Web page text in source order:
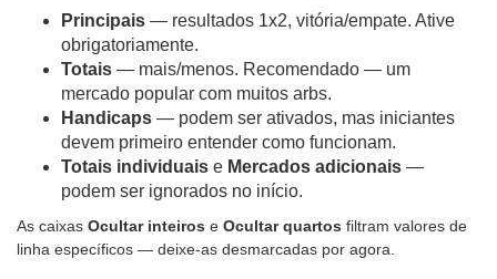
Principais — resultados 1x2, vitória/empate. Ative
obrigatoriamente.
Totais — mais/menos. Recomendado — um
mercado popular com muitos arbs.
Handicaps — podem ser ativados, mas iniciantes
devem primeiro entender como funcionam.
Totais individuais e Mercados adicionais —
podem ser ignorados no início.
As caixas Ocultar inteiros e Ocultar quartos filtram valores de
linha específicos — deixe-as desmarcadas por agora.